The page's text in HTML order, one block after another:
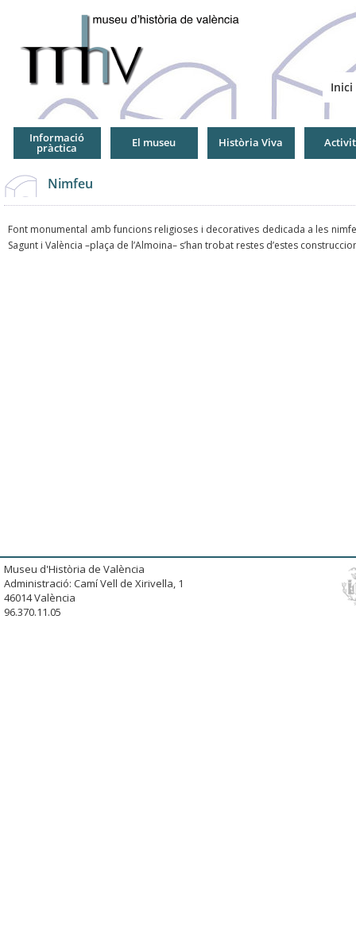
Inici
Informació
pràctica El museu Història Viva
Nimfeu
Font monumental amb funcions religioses i decoratives dedicada a les
Sagunt i València –plaça de l’Almoina– s’han trobat restes d’estes
Museu d'Història de València
Administració: Camí Vell de Xirivella, 1
46014 València
96.370.11.05